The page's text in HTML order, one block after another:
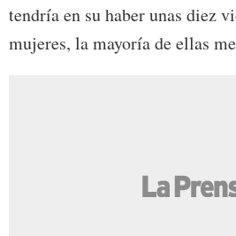
tendría en su haber unas diez
mujeres, la mayoría de ellas